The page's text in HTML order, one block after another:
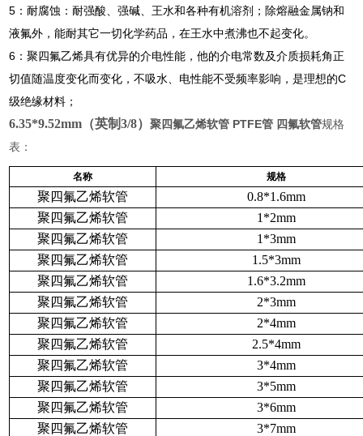
5：耐腐蚀：耐强酸、强碱、王水和各种有机溶剂；除熔融金属钠和
液氟外，能耐其它一切化学药品，在王水中煮沸也不起变化。
6：聚四氟乙烯具有优异的介电性能，他的介电常数及介质损耗角正
切值随温度变化而变化，不吸水、电性能不受频率影响，是理想的C
级绝缘材料；
6.35*9.52mm（英制3/8）聚四氟乙烯软管 PTFE管 四氟软管规格
表：
名称 规格
聚四氟乙烯软管
0.8*1.6mm
聚四氟乙烯软管
1*2mm
聚四氟乙烯软管
1*3mm
聚四氟乙烯软管
1.5*3mm
聚四氟乙烯软管
1.6*3.2mm
聚四氟乙烯软管
2*3mm
聚四氟乙烯软管
2*4mm
聚四氟乙烯软管
2.5*4mm
聚四氟乙烯软管
3*4mm
聚四氟乙烯软管
3*5mm
聚四氟乙烯软管
3*6mm
聚四氟乙烯软管
3*7mm